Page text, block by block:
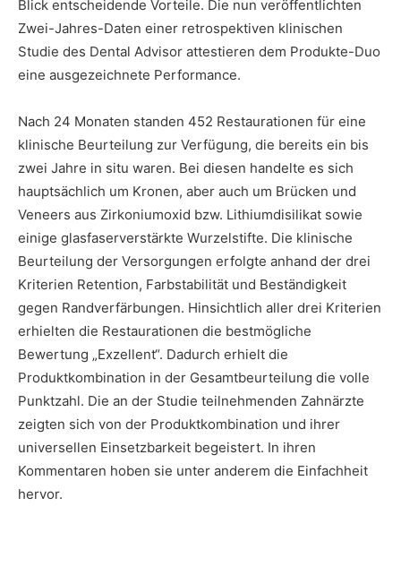
Blick entscheidende Vorteile. Die nun veröffentlichten
Zwei-Jahres-Daten einer retrospektiven klinischen
Studie des Dental Advisor attestieren dem Produkte-Duo
eine ausgezeichnete Performance.
Nach 24 Monaten standen 452 Restaurationen für eine
klinische Beurteilung zur Verfügung, die bereits ein bis
zwei Jahre in situ waren. Bei diesen handelte es sich
hauptsächlich um Kronen, aber auch um Brücken und
Veneers aus Zirkoniumoxid bzw. Lithiumdisilikat sowie
einige glasfaserverstärkte Wurzelstifte. Die klinische
Beurteilung der Versorgungen erfolgte anhand der drei
Kriterien Retention, Farbstabilität und Beständigkeit
gegen Randverfärbungen. Hinsichtlich aller drei Kriterien
erhielten die Restaurationen die bestmögliche
Bewertung „Exzellent“. Dadurch erhielt die
Produktkombination in der Gesamtbeurteilung die volle
Punktzahl. Die an der Studie teilnehmenden Zahnärzte
zeigten sich von der Produktkombination und ihrer
universellen Einsetzbarkeit begeistert. In ihren
Kommentaren hoben sie unter anderem die Einfachheit
hervor.